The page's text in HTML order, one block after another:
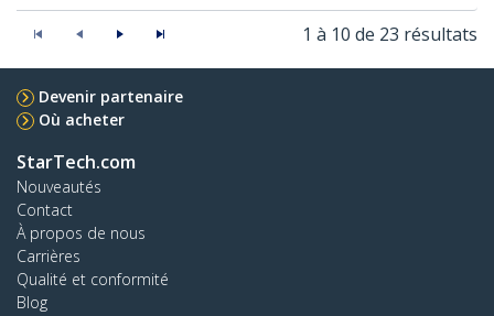
1 à 10 de 23 résultats
Devenir partenaire
Où acheter
StarTech.com
Nouveautés
Contact
À propos de nous
Carrières
Qualité et conformité
Blog